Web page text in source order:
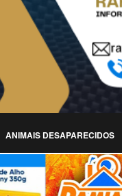
ANIMAIS DESAPARECIDOS